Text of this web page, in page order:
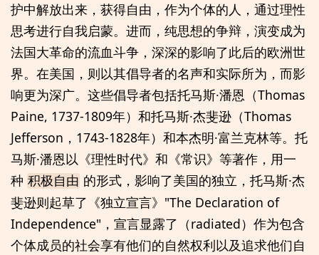
护中解放出来，获得自由，作为个体的人，通过理性
思考进行自我启蒙。进而，纯思想的争辩，演变成为
法国大革命的流血斗争，深深的影响了此后的欧洲世
界。在美国，则以其倡导者的名声和实际所为，而影
响更为深广。这些倡导者包括托马斯·潘恩（Thomas
Paine, 1737-1809年）和托马斯·杰斐逊（Thomas
Jefferson，1743-1828年）和本杰明·富兰克林等。托
马斯·潘恩以《理性时代》和《常识》等著作，用一
种 积极自由 的形式，影响了美国的独立，托马斯·杰
斐逊则起草了《独立宣言》"The Declaration of
Independence"，宣言显露了（radiated）作为包含
个体成员的社会享有他们的自然权利以及追求他们自